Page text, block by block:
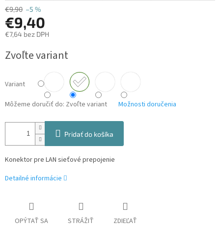
€9,90 –5 %
€9,40
€7,64 bez DPH
cena:
Zvoľte variant
Variant
Môžeme doručiť do: Zvoľte variant Možnosti doručenia
Pridať do košíka
Konektor pre LAN sieťové prepojenie
Detailné informácie
OPÝTAŤ SA STRÁŽIŤ ZDIEĽAŤ